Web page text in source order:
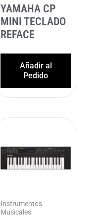
YAMAHA CP
MINI TECLADO
REFACE
Añadir al
Pedido
Instrumentos
Musicales